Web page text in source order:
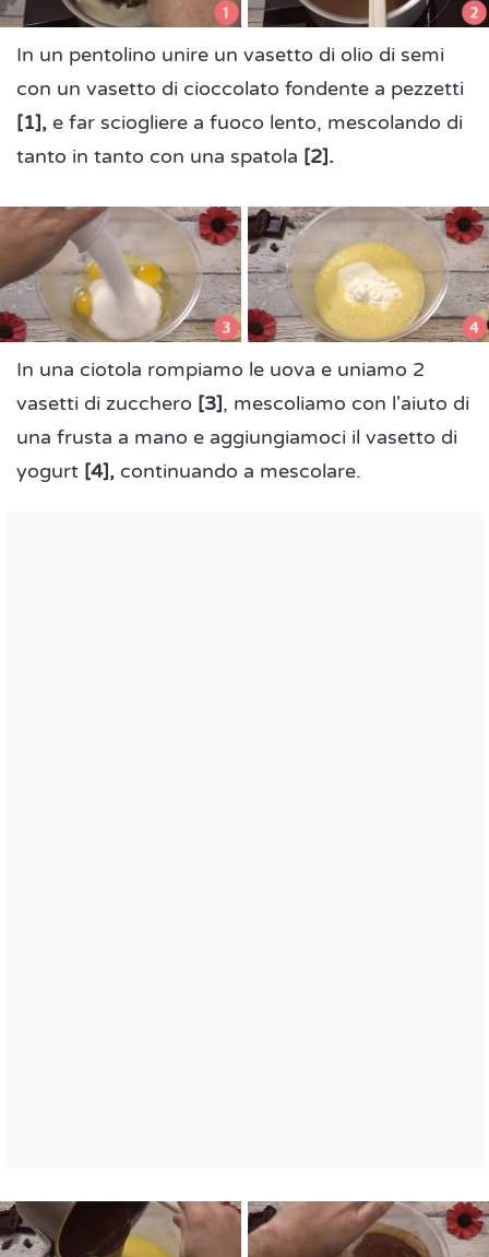
In un pentolino unire un vasetto di olio di semi
con un vasetto di cioccolato fondente a pezzetti
[1], e far sciogliere a fuoco lento, mescolando di
tanto in tanto con una spatola [2].
In una ciotola rompiamo le uova e uniamo 2
vasetti di zucchero [3], mescoliamo con l'aiuto di
una frusta a mano e aggiungiamoci il vasetto di
yogurt [4], continuando a mescolare.